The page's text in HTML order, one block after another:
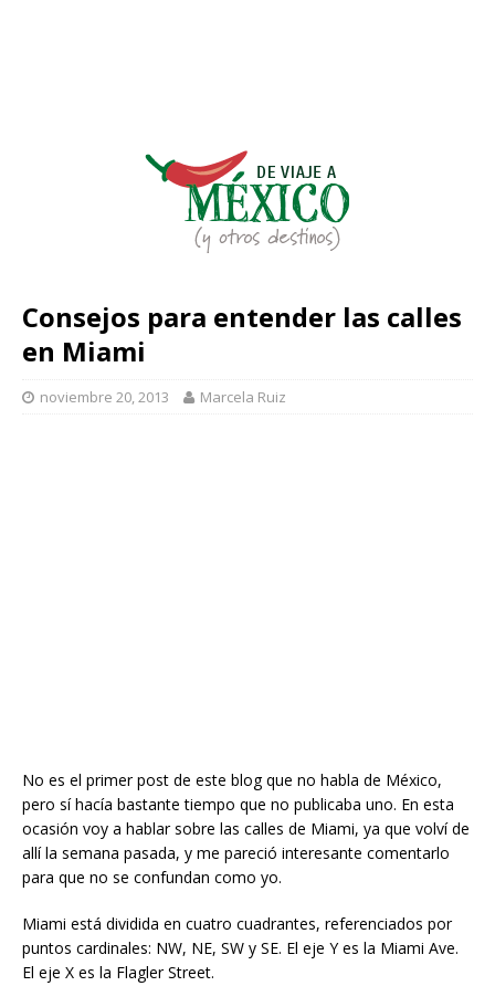
Consejos para entender las calles
en Miami
noviembre 20, 2013 Marcela Ruiz
No es el primer post de este blog que no habla de México,
pero sí hacía bastante tiempo que no publicaba uno. En esta
ocasión voy a hablar sobre las calles de Miami, ya que volví de
allí la semana pasada, y me pareció interesante comentarlo
para que no se confundan como yo.
Miami está dividida en cuatro cuadrantes, referenciados por
puntos cardinales: NW, NE, SW y SE. El eje Y es la Miami Ave.
El eje X es la Flagler Street.